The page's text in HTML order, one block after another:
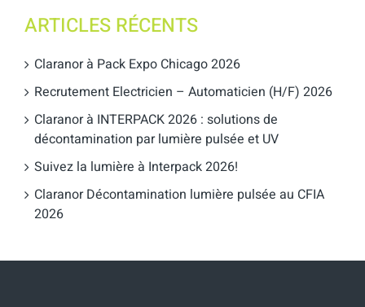
ARTICLES RÉCENTS
Claranor à Pack Expo Chicago 2026
Recrutement Electricien – Automaticien (H/F) 2026
Claranor à INTERPACK 2026 : solutions de
décontamination par lumière pulsée et UV
Suivez la lumière à Interpack 2026!
Claranor Décontamination lumière pulsée au CFIA
2026